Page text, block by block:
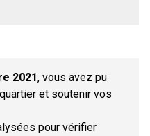
2021, vous avez pu
et soutenir vos
pour vérifier